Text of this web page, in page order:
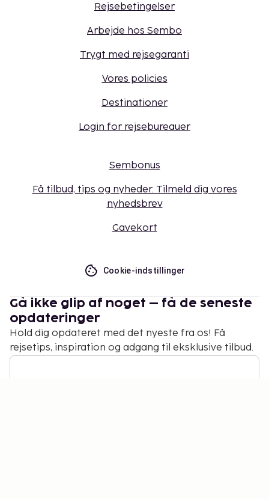
Rejsebetingelser
Arbejde hos Sembo
Trygt med rejsegaranti
Vores policies
Destinationer
Login for rejsebureauer
Sembonus
Få tilbud, tips og nyheder. Tilmeld dig vores
nyhedsbrev
Gavekort
Cookie-indstillinger
Gå ikke glip af noget – få de seneste
opdateringer
Hold dig opdateret med det nyeste fra os! Få
rejsetips, inspiration og adgang til eksklusive tilbud.